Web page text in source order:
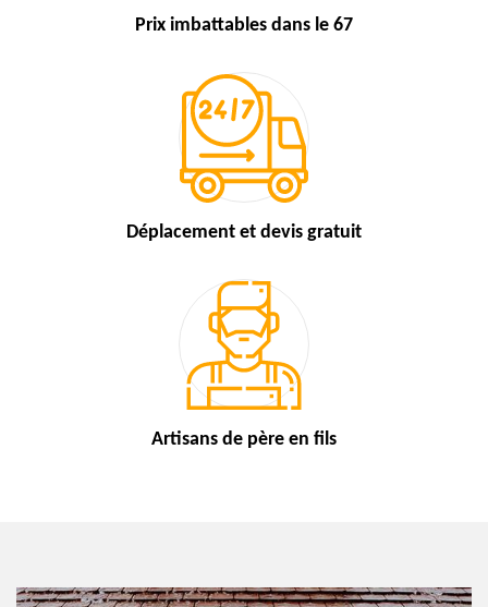
Prix imbattables dans le 67
Déplacement et devis gratuit
Artisans de père en fils